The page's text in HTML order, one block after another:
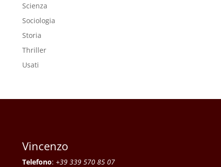
Scienza
Sociologia
Storia
Thriller
Usati
Vincenzo
Telefono: +39 339 570 85 07